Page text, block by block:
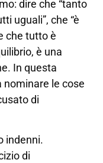
dire che “tanto
uguali”, che “è
che tutto è
è una
In questa
nominare le cose
di
indenni.
di